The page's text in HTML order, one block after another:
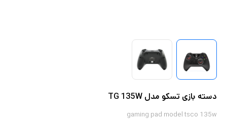
دسته بازی تسکو مدل TG 135W
gaming pad model tsco 135w